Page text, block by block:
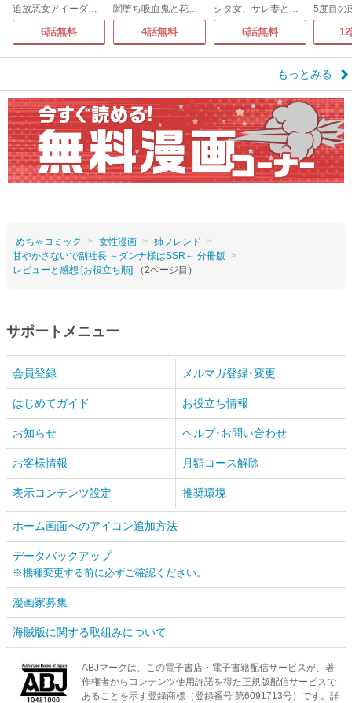
追放悪女アイーダの正義～死亡確定の悪役令嬢は夫の愛より改革を所望する～
6話無料
闇堕ち吸血鬼と花嫁のソアレ
4話無料
シタ女、サレ妻と入れ替わる～クズ夫に代理で復讐しまーす～
6話無料
もっとみる
めちゃコミック 女性漫画
姉フレンド
甘やかさないで副社長 ～ダンナ様はSSR～ 分冊版
レビューと感想 [お役立ち順] （2ページ目）
サポートメニュー
会員登録 メルマガ登録･変更
はじめてガイド お役立ち情報
お知らせ ヘルプ･お問い合わせ
お客様情報 月額コース解除
表示コンテンツ設定 推奨環境
ホーム画面へのアイコン追加方法
データバックアップ
※機種変更する前に必ずご確認ください。
漫画家募集
海賊版に関する取組みについて
ABJマークは、この電子書店・電子書籍配信サービスが、著
作権者からコンテンツ使用許諾を得た正規版配信サービスで
あることを示す登録商標（登録番号 第6091713号）です。詳